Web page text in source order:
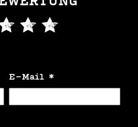
E-Mail *